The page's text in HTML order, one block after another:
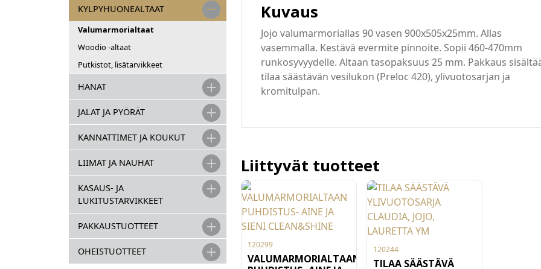
KYLPYHUONEALTAAT
Valumarmorialtaat
Woodio -altaat
Putkistot, lisätarvikkeet
HANAT
JALAT JA PYÖRÄT
KANNATTIMET JA KOUKUT
LIIMAT JA NAUHAT
KASAUS- JA
LUKITUSTARVIKKEET
PAKKAUSTUOTTEET
OHEISTUOTTEET
Kuvaus
Jojo valumarmoriallas 90 vasen 900x505x25mm. Allas
vasemmalla. Kestävä evermite pinnoite. Sopii 460-470mm
runkosyvyydelle. Altaan tasopaksuus 25 mm. Pakkaus
tilaa säästävän vesilukon (Preloc 420), ylivuotosarjan ja
kromitulpan.
Liittyvät tuotteet
120299
VALUMARMORIALTAAN
120244
TILAA SÄÄSTÄVÄ